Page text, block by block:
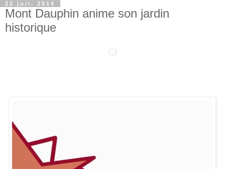
22 juil. 2014
Mont Dauphin anime son jardin
historique